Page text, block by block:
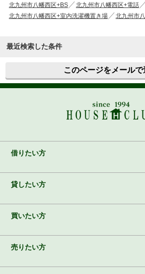
北九州市八幡西区+BS
北九州市八幡西区+電話
北九州市八幡西区+室内洗濯機置き場
北九州市
最近検索した条件
このページをメールで
借りたい方
貸したい方
買いたい方
売りたい方